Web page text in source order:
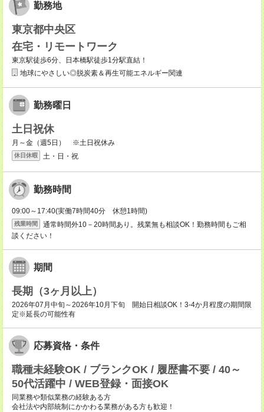
勤務地
東京都中央区
在宅・リモートワーク
東京駅徒歩6分、日本橋駅徒歩1分駅直結！
地球にやさしい◎脱炭素＆再生可能エネルギー関連
勤務曜日
土日祝休
月～金（週5日） ※土日祝休み
休日休暇 土・日・祝
勤務時間
09:00～17:40(実働7時間40分 休憩1時間)
残業時間
通常時間外10－20時間あり。残業無も相談OK！勤務時間もご相
談ください！
期間
長期（3ヶ月以上）
2026年07月中旬～2026年10月下旬 開始日相談OK！3-4か月程度の期間限
定※延長の可能性有
応募資格・条件
職種未経験OK / ブランクOK / 履歴書不要 / 40～
50代活躍中 / WEB登録・面接OK
同業務や類似業務の経験ある方
会社法や内部統制にかかわる業務がある方も歓迎！